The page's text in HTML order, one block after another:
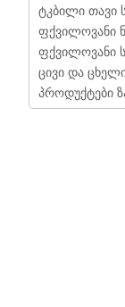
ტკბილი თავი
ფქვილოვანი
ფქვილოვანი
ცივი და
პროდუქტები